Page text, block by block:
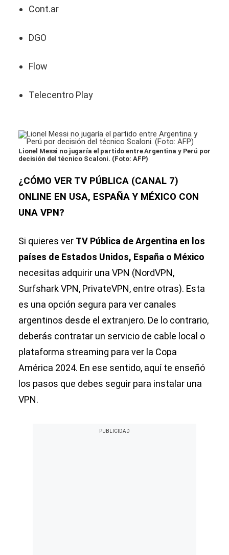
Cont.ar
DGO
Flow
Telecentro Play
Lionel Messi no jugaría el partido entre Argentina y Perú por
decisión del técnico Scaloni. (Foto: AFP)
¿CÓMO VER TV PÚBLICA (CANAL 7)
ONLINE EN USA, ESPAÑA Y MÉXICO CON
UNA VPN?
Si quieres ver TV Pública de Argentina en los
países de Estados Unidos, España o México
necesitas adquirir una VPN (NordVPN,
Surfshark VPN, PrivateVPN, entre otras). Esta
es una opción segura para ver canales
argentinos desde el extranjero. De lo contrario,
deberás contratar un servicio de cable local o
plataforma streaming para ver la Copa
América 2024. En ese sentido, aquí te enseñó
los pasos que debes seguir para instalar una
VPN.